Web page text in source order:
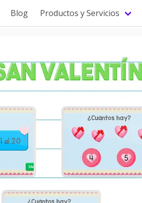
Blog Productos y Servicios